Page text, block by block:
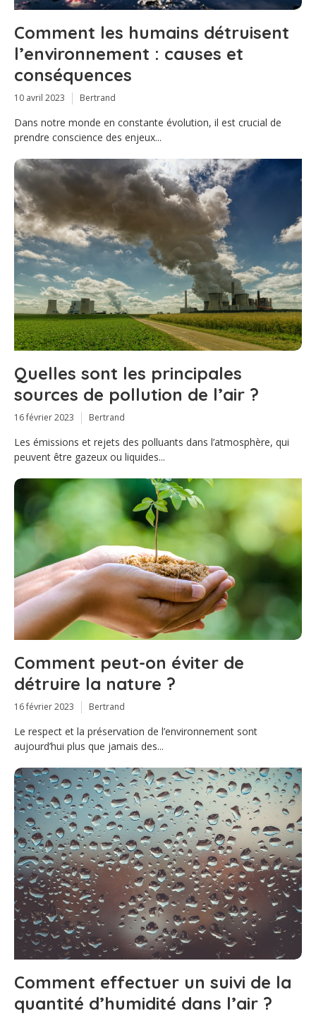
Comment les humains détruisent
l’environnement : causes et
conséquences
10 avril 2023 Bertrand
Dans notre monde en constante évolution, il est crucial de
prendre conscience des enjeux...
Quelles sont les principales
sources de pollution de l’air ?
16 février 2023 Bertrand
Les émissions et rejets des polluants dans l’atmosphère, qui
peuvent être gazeux ou liquides...
Comment peut-on éviter de
détruire la nature ?
16 février 2023 Bertrand
Le respect et la préservation de l’environnement sont
aujourd’hui plus que jamais des...
Comment effectuer un suivi de la
quantité d’humidité dans l’air ?